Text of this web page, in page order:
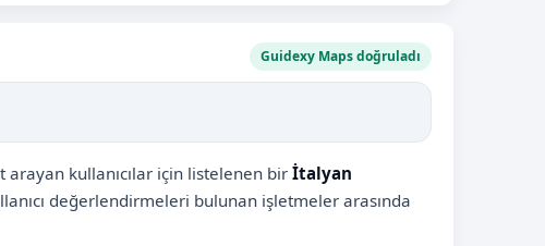
Guidexy Maps doğruladı
kullanıcılar için listelenen bir İtalyan
değerlendirmeleri bulunan işletmeler arasında